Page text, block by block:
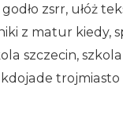
zsrr, ułóż
z matur kiedy,
szczecin,
trojmiasto